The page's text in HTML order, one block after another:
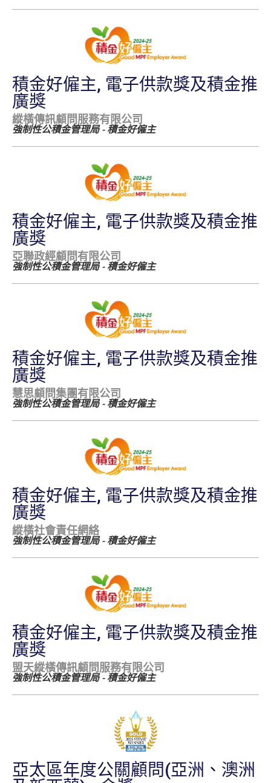
積金好僱主, 電子供款獎及積金推
廣獎
縱橫傳訊顧問服務有限公司
強制性公積金管理局 - 積金好僱主
積金好僱主, 電子供款獎及積金推
廣獎
亞聯政經顧問有限公司
強制性公積金管理局 - 積金好僱主
積金好僱主, 電子供款獎及積金推
廣獎
慧思顧問集團有限公司
強制性公積金管理局 - 積金好僱主
積金好僱主, 電子供款獎及積金推
廣獎
縱橫社會責任網絡
強制性公積金管理局 - 積金好僱主
積金好僱主, 電子供款獎及積金推
廣獎
盟天縱橫傳訊顧問服務有限公司
強制性公積金管理局 - 積金好僱主
亞太區年度公關顧問(亞洲、澳洲